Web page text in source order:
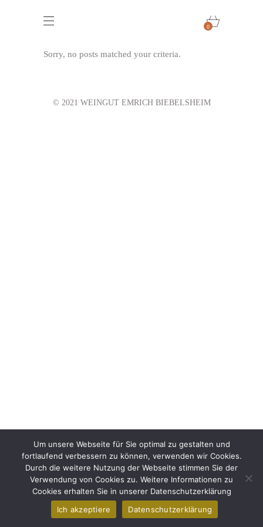
0
Sorry, no posts matched your criteria.
© 2021 WEINGUT EMRICH BIEBELSHEIM
Um unsere Webseite für Sie optimal zu gestalten und
fortlaufend verbessern zu können, verwenden wir Cookies.
Durch die weitere Nutzung der Webseite stimmen Sie der
Verwendung von Cookies zu. Weitere Informationen zu
Cookies erhalten Sie in unserer Datenschutzerklärung
Ich akzeptiere
Datenschutzerklärung